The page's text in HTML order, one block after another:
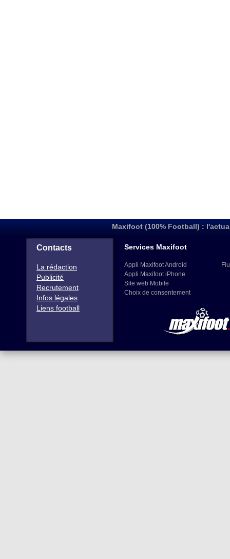
Maxifoot (100% Football) :
Contacts
La rédaction
Publicité
Recrutement
Infos légales
Liens football
Services Maxifoot
Appli Maxifoot Android
Appli Maxifoot iPhone
Site web Mobile
Choix de consentement